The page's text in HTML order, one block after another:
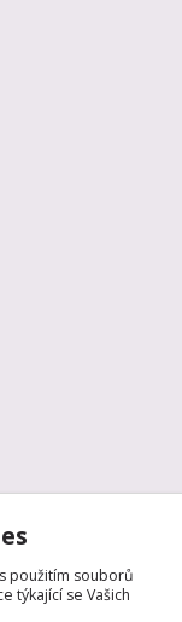
s použitím souborů
týkající se Vašich